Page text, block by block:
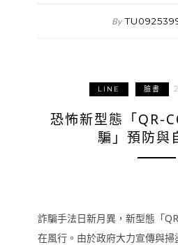
By
LINE 臉書
恐怖新型態「QR-
騙」預防與
詐騙手法日新月異，新型態「
在風行。由於政府大力宣傳與